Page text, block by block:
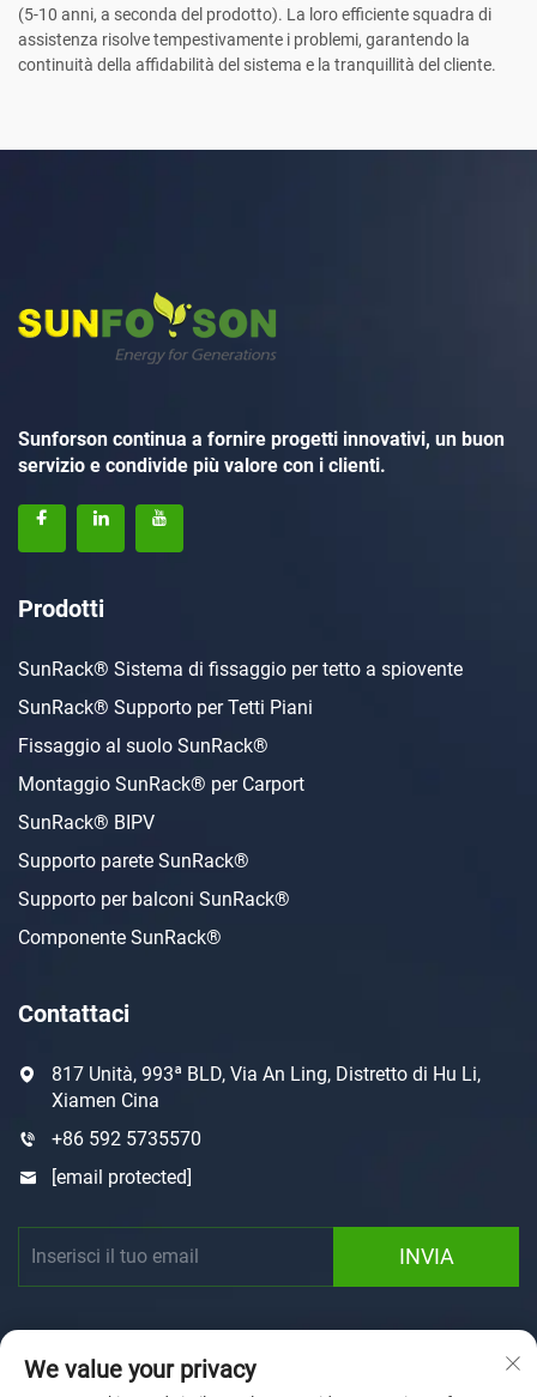
(5-10 anni, a seconda del prodotto). La loro efficiente squadra di
assistenza risolve tempestivamente i problemi, garantendo la
continuità della affidabilità del sistema e la tranquillità del cliente.
Sunforson continua a fornire progetti innovativi, un buon
servizio e condivide più valore con i clienti.
Prodotti
SunRack® Sistema di fissaggio per tetto a spiovente
SunRack® Supporto per Tetti Piani
Fissaggio al suolo SunRack®
Montaggio SunRack® per Carport
SunRack® BIPV
Supporto parete SunRack®
Supporto per balconi SunRack®
Componente SunRack®
Contattaci
817 Unità, 993ª BLD, Via An Ling, Distretto di Hu Li,
Xiamen Cina
+86 592 5735570
[email protected]
INVIA
We value your privacy